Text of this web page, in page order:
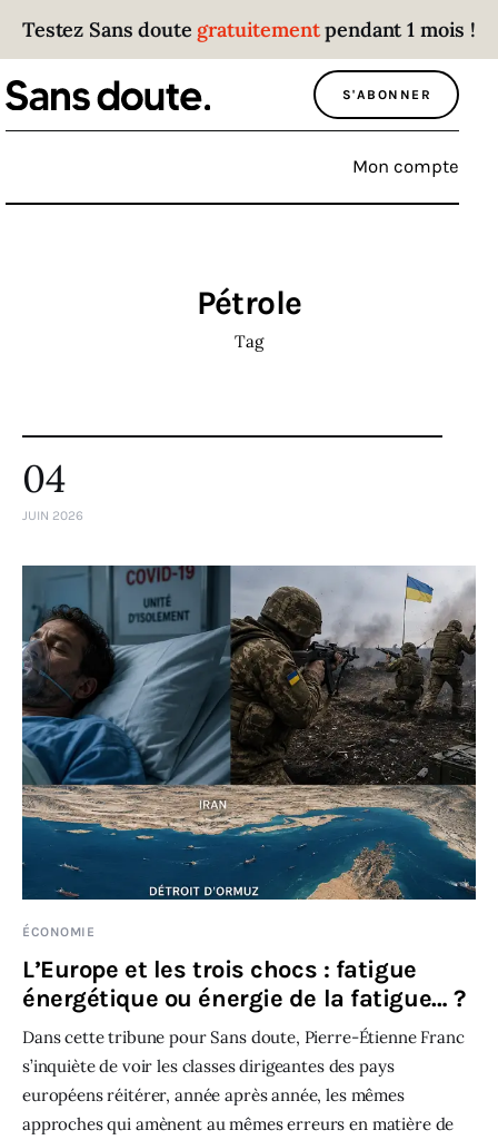
Testez Sans doute gratuitementpendant 1 mois !
S'ABONNER
Mon compte
Sans doute
Parce que plus personne n’écoute les gens
qui ont des choses à dire.
Politique
Sport
Société
Idées
Humour
Pétrole
Tag
04
JUIN 2026
ÉCONOMIE
L’Europe et les trois chocs : fatigue
énergétique ou énergie de la fatigue… ?
Dans cette tribune pour Sans doute, Pierre-Étienne Franc
s’inquiète de voir les classes dirigeantes des pays
européens réitérer, année après année, les mêmes
approches qui amènent au mêmes erreurs en matière de